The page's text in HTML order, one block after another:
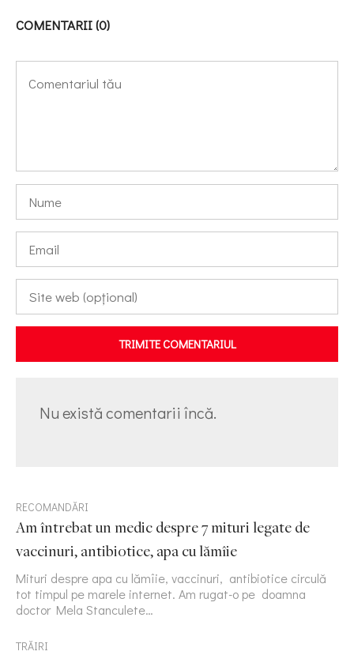
COMENTARII (0)
TRIMITE COMENTARIUL
Nu există comentarii încă.
RECOMANDĂRI
Am întrebat un medic despre 7 mituri legate de
vaccinuri, antibiotice, apa cu lămîie
Mituri despre apa cu lămîie, vaccinuri, antibiotice circulă
tot timpul pe marele internet. Am rugat-o pe doamna
doctor Mela Stanculete…
TRĂIRI